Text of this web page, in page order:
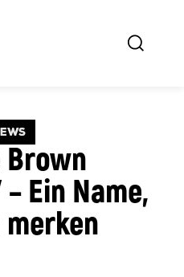
Brown
Ein Name,